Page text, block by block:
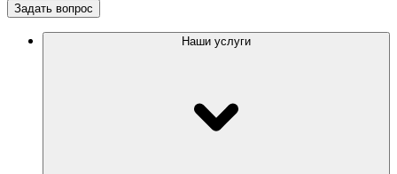
Задать вопрос
Наши услуги